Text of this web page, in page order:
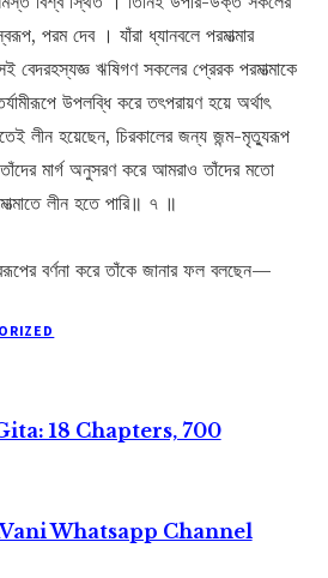
পরম দেব । যাঁরা ধ্যানবলে পরমাত্মার
বেদরহস্যজ্ঞ ঋষিগণ সকলের প্রেরক পরমাত্মাকে
উপলব্ধি করে তৎপরায়ণ হয়ে অর্থাৎ
লীন হয়েছেন, চিরকালের জন্য জন্ম-মৃত্যুরূপ
মার্গ অনুসরণ করে আমরাও তাঁদের মতো
লীন হতে পারি॥ ৭ ॥
বর্ণনা করে তাঁকে জানার ফল বলছেন—
18 Chapters, 700
Whatsapp Channel